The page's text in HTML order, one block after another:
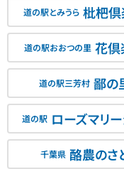
道の駅とみうら 枇杷
道の駅おおつの里 花
道の駅三芳村 鄙の
道の駅 ローズマリ
千葉県 酪農のさ